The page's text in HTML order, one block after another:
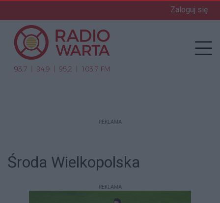
Zaloguj się
REKLAMA
Środa Wielkopolska
REKLAMA